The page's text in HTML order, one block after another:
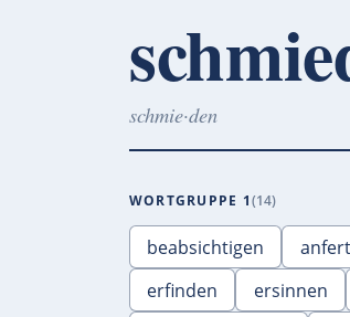
schmie·den
WORTGRUPPE 1 14
beabsichtigen
erfinden
ersinnen